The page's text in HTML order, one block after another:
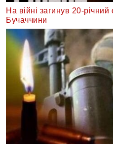
На війні загинув 20-
Бучаччини